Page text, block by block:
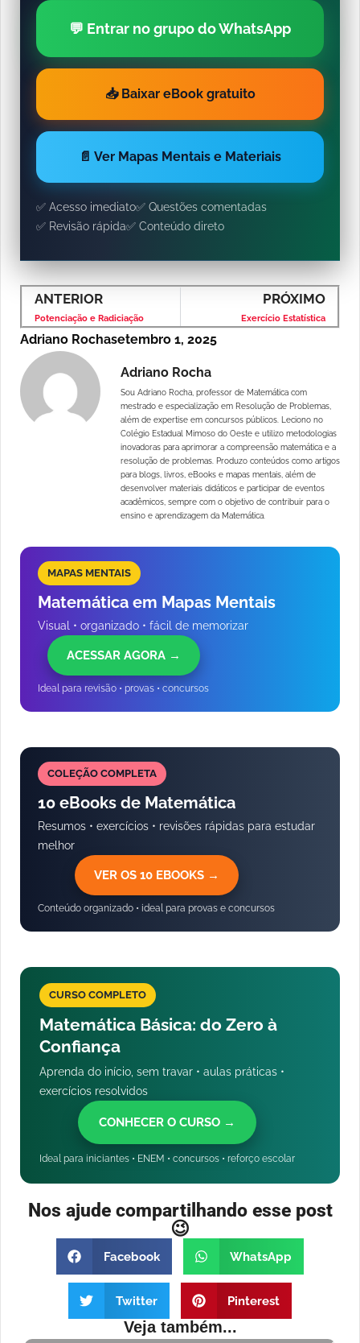
💬 Entrar no grupo do WhatsApp
📥 Baixar eBook gratuito
📄 Ver Mapas Mentais e Materiais
✅ Acesso imediato✅ Questões comentadas
✅ Revisão rápida✅ Conteúdo direto
ANTERIOR
Potenciação e Radiciação
PRÓXIMO
Exercício Estatística
Adriano Rochasetembro 1, 2025
Adriano Rocha
Sou Adriano Rocha, professor de Matemática com
mestrado e especialização em Resolução de Problemas,
além de expertise em concursos públicos. Leciono no
Colégio Estadual Mimoso do Oeste e utilizo metodologias
inovadoras para aprimorar a compreensão matemática e a
resolução de problemas. Produzo conteúdos como artigos
para blogs, livros, eBooks e mapas mentais, além de
desenvolver materiais didáticos e participar de eventos
acadêmicos, sempre com o objetivo de contribuir para o
ensino e aprendizagem da Matemática.
MAPAS MENTAIS
Matemática em Mapas Mentais
Visual • organizado • fácil de memorizar
ACESSAR AGORA →
Ideal para revisão • provas • concursos
COLEÇÃO COMPLETA
10 eBooks de Matemática
Resumos • exercícios • revisões rápidas para estudar
melhor
VER OS 10 EBOOKS →
Conteúdo organizado • ideal para provas e concursos
CURSO COMPLETO
Matemática Básica: do Zero à
Confiança
Aprenda do início, sem travar • aulas práticas •
exercícios resolvidos
CONHECER O CURSO →
Ideal para iniciantes • ENEM • concursos • reforço escolar
Nos ajude compartilhando esse post
😉
Facebook WhatsApp
Twitter Pinterest
Veja também...